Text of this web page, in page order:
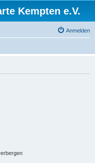
Kempten e.V.
Anmelden